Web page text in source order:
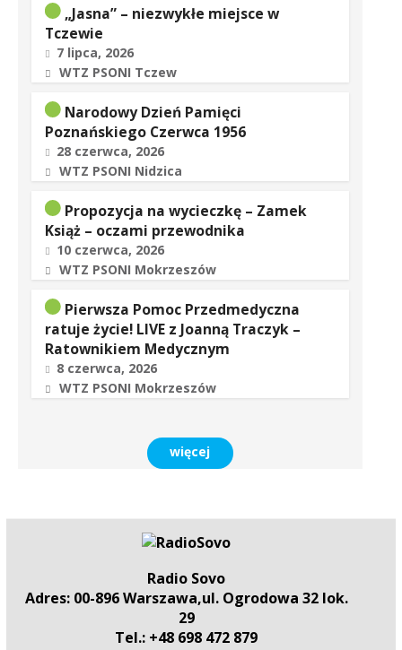
„Jasna” – niezwykłe miejsce w
Tczewie
7 lipca, 2026
WTZ PSONI Tczew
Narodowy Dzień Pamięci
Poznańskiego Czerwca 1956
28 czerwca, 2026
WTZ PSONI Nidzica
Propozycja na wycieczkę – Zamek
Książ – oczami przewodnika
10 czerwca, 2026
WTZ PSONI Mokrzeszów
Pierwsza Pomoc Przedmedyczna
ratuje życie! LIVE z Joanną Traczyk –
Ratownikiem Medycznym
8 czerwca, 2026
WTZ PSONI Mokrzeszów
więcej
Radio Sovo
Adres: 00-896 Warszawa,ul. Ogrodowa 32 lok.
29
Tel.: +48 698 472 879